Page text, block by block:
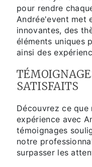
pour rendre
Andrée'event met
innovantes, des
éléments uniques
ainsi des
SATISFAITS
Découvrez ce
expérience avec
témoignages
notre
surpasser les